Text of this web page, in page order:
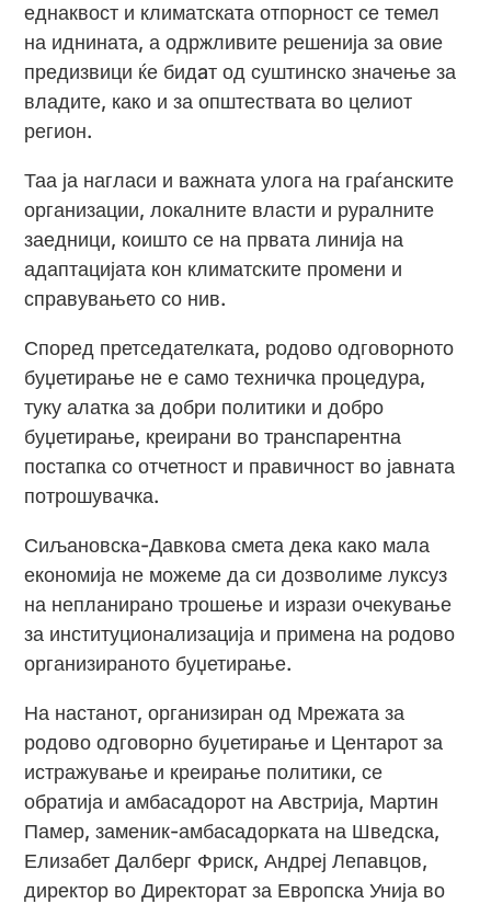
еднаквост и климатската отпорност се темел
на иднината, а одржливите решенија за овие
предизвици ќе бидaт од суштинско значење за
владите, како и за општествата во целиот
регион.
Таа ја нагласи и важната улога на граѓанските
организации, локалните власти и руралните
заедници, коишто се на првата линија на
адаптацијата кон климатските промени и
справувањето со нив.
Според претседателката, родово одговорното
буџетирање не е само техничка процедура,
туку алатка за добри политики и добро
буџетирање, креирани во транспарентна
постапка со отчетност и правичност во јавната
потрошувачка.
Сиљановска-Давкова смета дека како мала
економија не можеме да си дозволиме луксуз
на непланирано трошење и изрази очекување
за институционализација и примена на родово
организираното буџетирање.
На настанот, организиран од Мрежата за
родово одговорно буџетирање и Центарот за
истражување и креирање политики, се
обратија и амбасадорот на Австрија, Мартин
Памер, заменик-амбасадорката на Шведска,
Елизабет Далберг Фриск, Андреј Лепавцов,
директор во Директорат за Европска Унија во